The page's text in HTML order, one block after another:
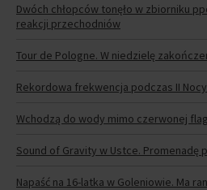
Dwóch chłopców tonęło w zbiorniku
reakcji przechodniów
Tour de Pologne. W niedzielę
Rekordowa frekwencja podczas II
Wchodzą do wody mimo czerwonej
Sound of Gravity w Ustce. Promenadę
Napaść na 16-latka w Goleniowie. Ma